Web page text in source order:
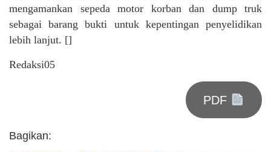
mengamankan sepeda motor korban dan dump truk
sebagai barang bukti untuk kepentingan penyelidikan
lebih lanjut. []
Redaksi05
PDF
Bagikan: